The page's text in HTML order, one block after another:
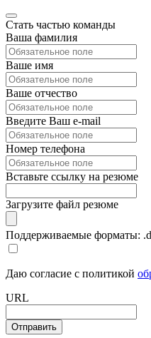
Стать частью команды
Ваша фамилия
Ваше имя
Ваше отчество
Введите Ваш e-mail
Номер телефона
Вставьте ссылку на резюме
Загрузите файл резюме
Поддерживаемые форматы:
Даю согласие с политикой
URL